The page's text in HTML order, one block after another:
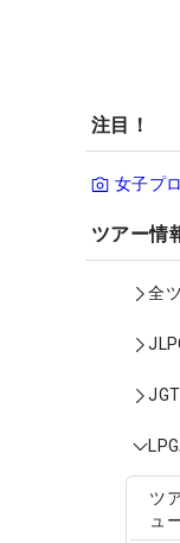
注目！
女子プ
ツアー情
全
ツ
ュ